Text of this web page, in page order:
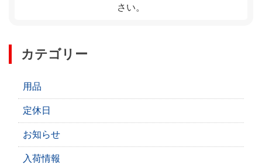
さい。
カテゴリー
用品
定休日
お知らせ
入荷情報